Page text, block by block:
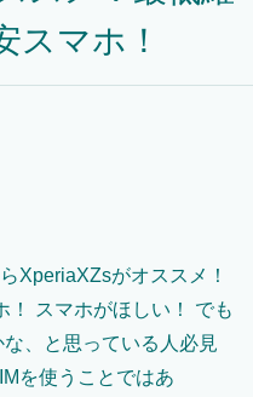
スマホ！
XperiaXZsがオススメ！
！ スマホがほしい！ でも
、と思っている人必見
を使うことではあ